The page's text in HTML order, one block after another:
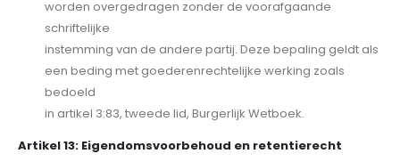
worden overgedragen zonder de voorafgaande
schriftelijke
instemming van de andere partij. Deze bepaling geldt als
een beding met goederenrechtelijke werking zoals
bedoeld
in artikel 3:83, tweede lid, Burgerlijk Wetboek.
Artikel 13: Eigendomsvoorbehoud en retentierecht